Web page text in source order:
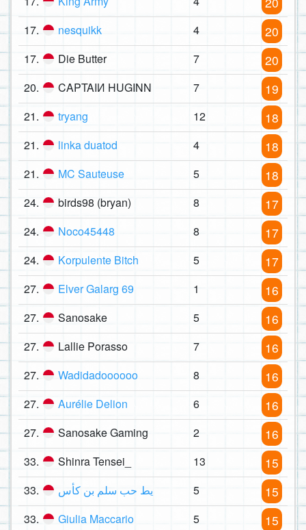
17. nesquikk 4 20
17. Die Butter 7 20
20. CAPTAIИ HUGINN 7 19
21. tryang 12 18
21. linka duatod 4 18
21. MC Sauteuse 5 18
24. birds98 (bryan) 8 17
24. Noco45448 8 17
24. Korpulente Bitch 5 17
27. Elver Galarg 69 1 16
27. Sanosake 5 16
27. Lallie Porasso 7 16
27. Wadidadoooooo 8 16
27. Aurélie Delion 6 16
27. Sanosake Gaming 2 16
33. Shinra Tensei_ 13 15
33. يط حب سلم بن كأس 5 15
33. Giulia Maccario 5 15